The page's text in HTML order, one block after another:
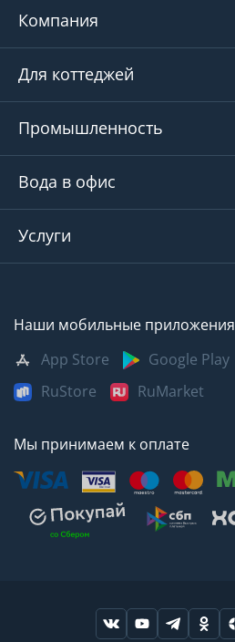
Компания
Для коттеджей
Промышленность
Вода в офис
Услуги
Наши мобильные приложения
App Store
Google Play
RuStore
RuMarket
Мы принимаем к оплате